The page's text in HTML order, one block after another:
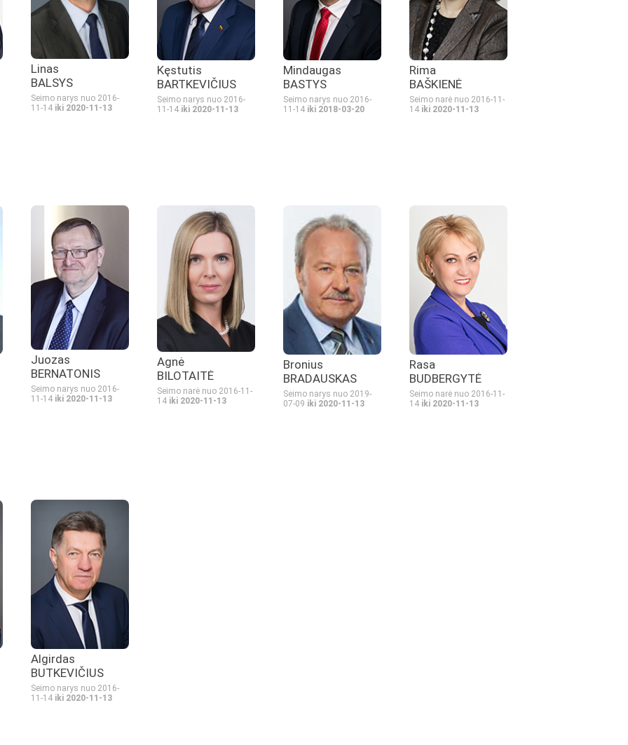
Linas
BALSYS
Seimo narys nuo 2016-
11-14 iki 2020-11-13
Kęstutis
BARTKEVIČIUS
Seimo narys nuo 2016-
11-14 iki 2020-11-13
Mindaugas
BASTYS
Seimo narys nuo 2016-
11-14 iki 2018-03-20
Rima
BAŠKIENĖ
Seimo narė nuo 2016-11-
14 iki 2020-11-13
Juozas
BERNATONIS
Seimo narys nuo 2016-
11-14 iki 2020-11-13
Agnė
BILOTAITĖ
Seimo narė nuo 2016-11-
14 iki 2020-11-13
Bronius
BRADAUSKAS
Seimo narys nuo 2019-
07-09 iki 2020-11-13
Rasa
BUDBERGYTĖ
Seimo narė nuo 2016-11-
14 iki 2020-11-13
Algirdas
BUTKEVIČIUS
Seimo narys nuo 2016-
11-14 iki 2020-11-13